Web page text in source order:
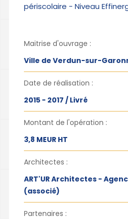
périscolaire - Niveau
Maitrise d'ouvrage :
Ville de Verdun-sur-
Date de réalisation :
2015 - 2017 / Livré
Montant de l'opération :
3,8 MEUR HT
Architectes :
ART'UR Architectes -
(associé)
Partenaires :